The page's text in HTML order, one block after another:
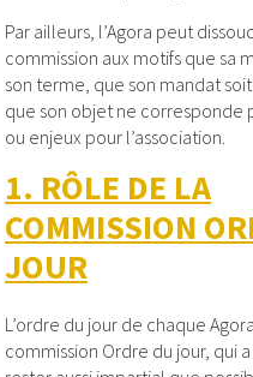
Par ailleurs, l’Agora peut
commission aux motifs que sa
son terme, que son mandat
que son objet ne corresponde
ou enjeux pour l’association.
1. RÔLE DE LA
COMMISSION
JOUR
L’ordre du jour de chaque
commission Ordre du jour, qui